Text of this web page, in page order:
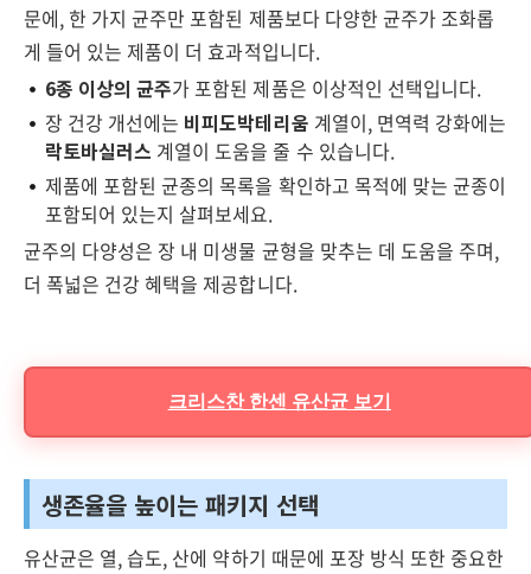
문에, 한 가지 균주만 포함된 제품보다 다양한 균주가 조화롭
게 들어 있는 제품이 더 효과적입니다.
6종 이상의 균주가 포함된 제품은 이상적인 선택입니다.
장 건강 개선에는 비피도박테리움 계열이, 면역력 강화에는
락토바실러스 계열이 도움을 줄 수 있습니다.
제품에 포함된 균종의 목록을 확인하고 목적에 맞는 균종이
포함되어 있는지 살펴보세요.
균주의 다양성은 장 내 미생물 균형을 맞추는 데 도움을 주며,
더 폭넓은 건강 혜택을 제공합니다.
크리스찬 한센 유산균 보기
생존율을 높이는 패키지 선택
유산균은 열, 습도, 산에 약하기 때문에 포장 방식 또한 중요한